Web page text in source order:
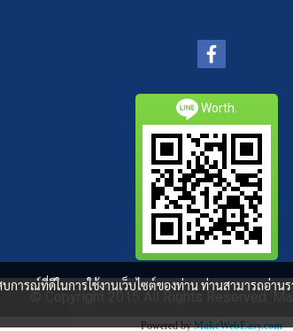
Worth.
Powered byMakeWebEasy.com
ารณ์ที่ดีในการใช้งานเว็บไซต์ของท่าน ท่านสามารถอ่านร